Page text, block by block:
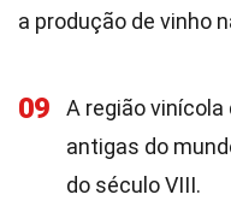
a produção de vinho
09
A região vinícola
antigas do
do século VIII.